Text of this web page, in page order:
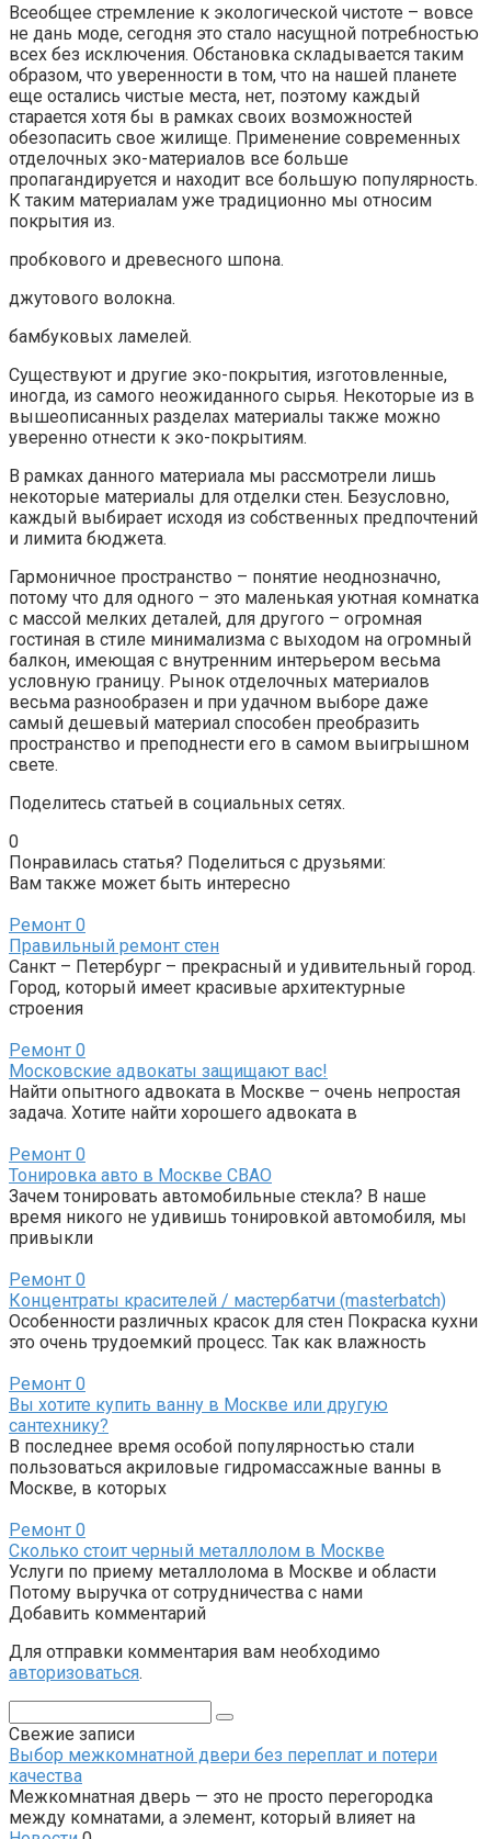
Всеобщее стремление к экологической чистоте – вовсе
не дань моде, сегодня это стало насущной потребностью
всех без исключения. Обстановка складывается таким
образом, что уверенности в том, что на нашей планете
еще остались чистые места, нет, поэтому каждый
старается хотя бы в рамках своих возможностей
обезопасить свое жилище. Применение современных
отделочных эко-материалов все больше
пропагандируется и находит все большую популярность.
К таким материалам уже традиционно мы относим
покрытия из.
пробкового и древесного шпона.
джутового волокна.
бамбуковых ламелей.
Существуют и другие эко-покрытия, изготовленные,
иногда, из самого неожиданного сырья. Некоторые из в
вышеописанных разделах материалы также можно
уверенно отнести к эко-покрытиям.
В рамках данного материала мы рассмотрели лишь
некоторые материалы для отделки стен. Безусловно,
каждый выбирает исходя из собственных предпочтений
и лимита бюджета.
Гармоничное пространство – понятие неоднозначно,
потому что для одного – это маленькая уютная комнатка
с массой мелких деталей, для другого – огромная
гостиная в стиле минимализма с выходом на огромный
балкон, имеющая с внутренним интерьером весьма
условную границу. Рынок отделочных материалов
весьма разнообразен и при удачном выборе даже
самый дешевый материал способен преобразить
пространство и преподнести его в самом выигрышном
свете.
Поделитесь статьей в социальных сетях.
0
Понравилась статья? Поделиться с друзьями:
Вам также может быть интересно
Ремонт 0
Правильный ремонт стен
Санкт – Петербург – прекрасный и удивительный город.
Город, который имеет красивые архитектурные
строения
Ремонт 0
Московские адвокаты защищают вас!
Найти опытного адвоката в Москве – очень непростая
задача. Хотите найти хорошего адвоката в
Ремонт 0
Тонировка авто в Москве СВАО
Зачем тонировать автомобильные стекла? В наше
время никого не удивишь тонировкой автомобиля, мы
привыкли
Ремонт 0
Концентраты красителей / мастербатчи (masterbatch)
Особенности различных красок для стен Покраска кухни
это очень трудоемкий процесс. Так как влажность
Ремонт 0
Вы хотите купить ванну в Москве или другую
сантехнику?
В последнее время особой популярностью стали
пользоваться акриловые гидромассажные ванны в
Москве, в которых
Ремонт 0
Сколько стоит черный металлолом в Москве
Услуги по приему металлолома в Москве и области
Потому выручка от сотрудничества с нами
Добавить комментарий
Для отправки комментария вам необходимо
авторизоваться.
Свежие записи
Выбор межкомнатной двери без переплат и потери
качества
Межкомнатная дверь — это не просто перегородка
между комнатами, а элемент, который влияет на